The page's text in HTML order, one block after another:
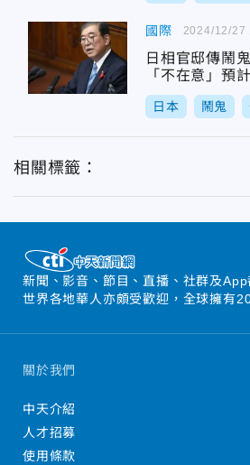
國際
日相官邸傳鬧
「不在意」預
日本 鬧鬼
2024/12/27
相關標籤：
新聞、影音、節目、直播、社群及
世界各地華人亦頗受歡迎，全球擁有
關於我們
中天介紹
人才招募
使用條款